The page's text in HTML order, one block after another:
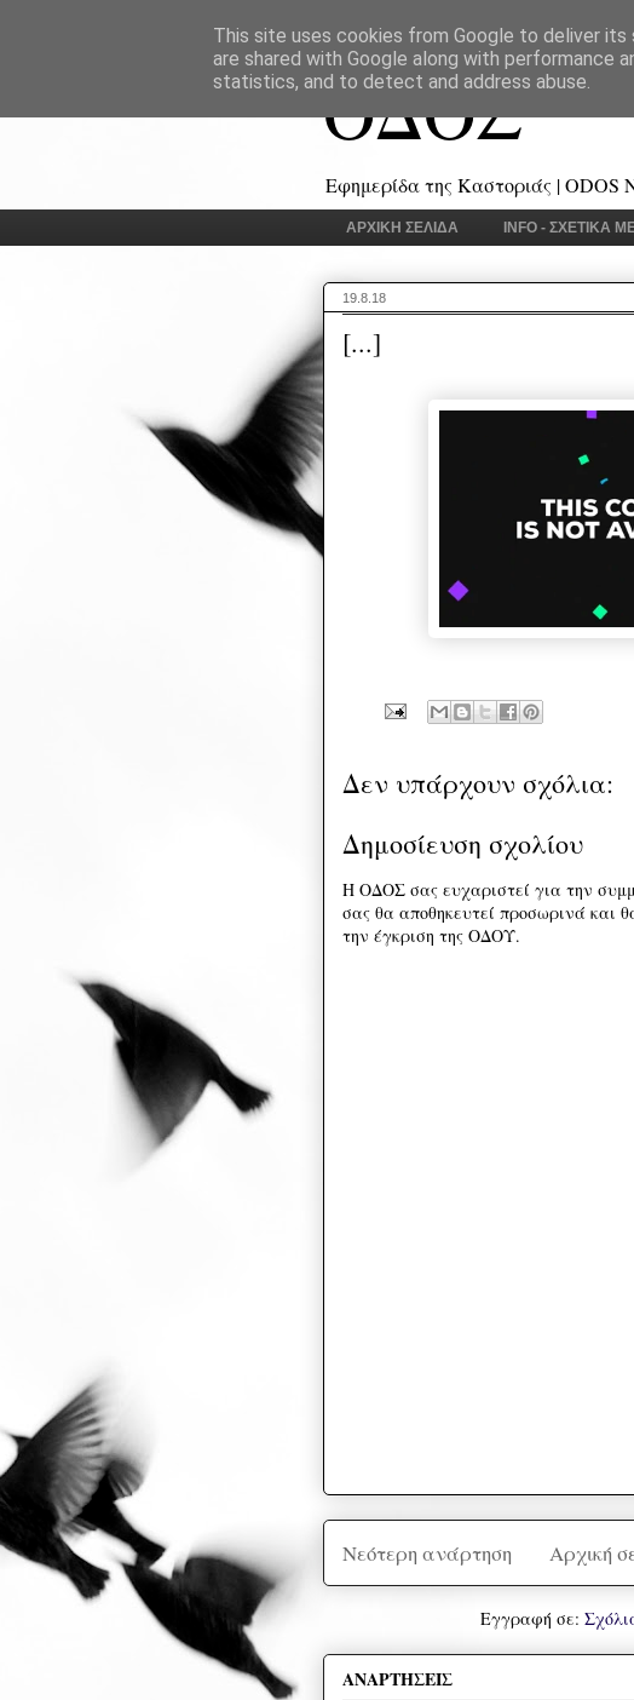
ΟΔΟΣ
Εφημερίδα της Καστοριάς | ODOS
ΑΡΧΙΚΗ ΣΕΛΙΔΑ INFO - ΣΧΕΤΙΚΑ
19.8.18
[...]
Δεν υπάρχουν σχόλια:
Δημοσίευση σχολίου
Η ΟΔΟΣ σας ευχαριστεί για την
σας θα αποθηκευτεί προσωρινά και
την έγκριση της ΟΔΟΥ.
Νεότερη ανάρτηση Αρχική
Εγγραφή σε:
ΑΝΑΡΤΗΣΕΙΣ
This site uses cookies from Google to deliver
are shared with Google along with performance
statistics, and to detect and address abuse.